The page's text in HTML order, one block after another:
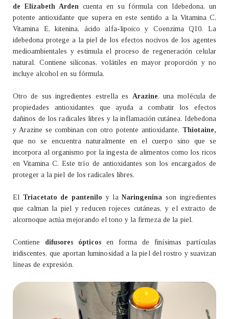
de Elizabeth Arden cuenta en su fórmula con Idebedona, un
potente antioxidante que supera en este sentido a la Vitamina C,
Vitamina E, kitenina, ácido alfa-lipoico y Coenzima Q10. La
idebedona protege a la piel de los efectos nocivos de los agentes
medioambientales y estimula el proceso de regeneración celular
natural. Contiene siliconas, volátiles en mayor proporción y no
incluye alcohol en su fórmula.
Otro de sus ingredientes estrella es Arazine, una molécula de
propiedades antioxidantes que ayuda a combatir los efectos
dañinos de los radicales libres y la inflamación cutánea. Idebedona
y Arazine se combinan con otro potente antioxidante, Thiotaine,
que no se encuentra naturalmente en el cuerpo sino que se
incorpora al organismo por la ingesta de alimentos como los ricos
en Vitamina C. Este trío de antioxidantes son los encargados de
proteger a la piel de los radicales libres.
El Triacetato de pantenilo y laNaringenina son ingredientes
que calman la piel y reducen rojeces cutáneas, y el extracto de
alcornoque actúa mejorando el tono y la firmeza de la piel.
Contiene difusores ópticos en forma de finísimas partículas
iridiscentes, que aportan luminosidad a la piel del rostro y suavizan
líneas de expresión.